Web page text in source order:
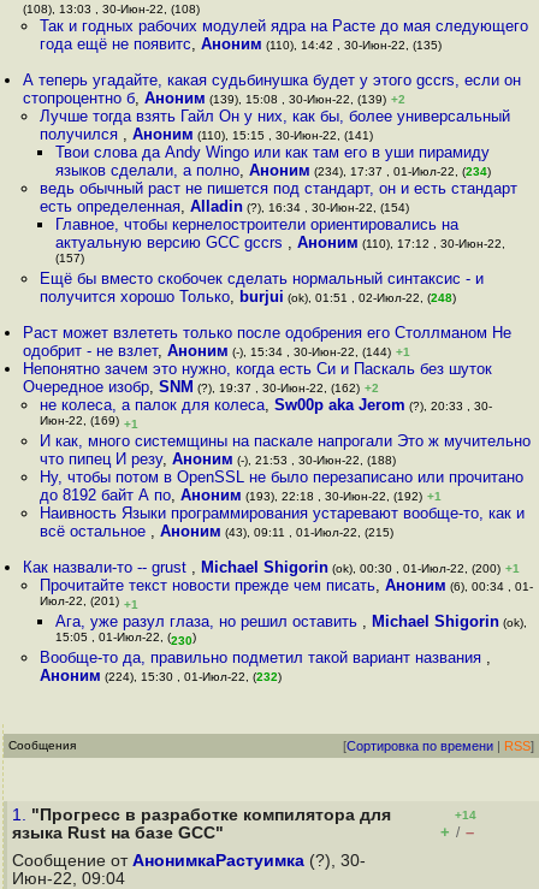
(108), 13:03 , 30-Июн-22, (108)
Так и годных рабочих модулей ядра на Расте до мая следующего
года ещё не появитс, Аноним (110), 14:42 , 30-Июн-22, (135)
А теперь угадайте, какая судьбинушка будет у этого gccrs, если он
стопроцентно б,Аноним (139), 15:08 , 30-Июн-22, (139) +2
Лучше тогда взять Гайл Он у них, как бы, более универсальный
получился , Аноним (110), 15:15 , 30-Июн-22, (141)
Твои слова да Andy Wingo или как там его в уши пирамиду
языков сделали, а полно, Аноним (234), 17:37 , 01-Июл-22, (234)
ведь обычный раст не пишется под стандарт, он и есть стандарт
есть определенная, Alladin(?), 16:34 , 30-Июн-22, (154)
Главное, чтобы кернелостроители ориентировались на
актуальную версию GCC gccrs , Аноним (110), 17:12 , 30-Июн-22,
(157)
Ещё бы вместо скобочек сделать нормальный синтаксис - и
получится хорошо Только, burjui (ok), 01:51 , 02-Июл-22, (248)
Раст может взлететь только после одобрения его Столлманом Не
одобрит - не взлет,Аноним (-), 15:34 , 30-Июн-22, (144) +1
Непонятно зачем это нужно, когда есть Си и Паскаль без шуток
Очередное изобр,SNM (?), 19:37 , 30-Июн-22, (162) +2
не колеса, а палок для колеса, Sw00p aka Jerom (?), 20:33 , 30-
Июн-22, (169) +1
И как, много системщины на паскале напрогали Это ж мучительно
что пипец И резу, Аноним (-), 21:53 , 30-Июн-22, (188)
Ну, чтобы потом в OpenSSL не было перезаписано или прочитано
до 8192 байт А по, Аноним (193), 22:18 , 30-Июн-22, (192) +1
Наивность Языки программирования устаревают вообще-то, как и
всё остальное , Аноним (43), 09:11 , 01-Июл-22, (215)
Как назвали-то -- grust , Michael Shigorin (ok), 00:30 , 01-Июл-22, (200) +1
Прочитайте текст новости прежде чем писать, Аноним (6), 00:34 , 01-
Июл-22, (201) +1
Ага, уже разул глаза, но решил оставить , Michael Shigorin(ok),
15:05 , 01-Июл-22, (230)
Вообще-то да, правильно подметил такой вариант названия ,
Аноним (224), 15:30 , 01-Июл-22, (232)
Сообщения [Сортировка по времени | RSS]
1. "Прогресс в разработке компилятора для
языка Rust на базе GCC"
+14
+ / –
Сообщение от АнонимкаРастуимка (?), 30-
Июн-22, 09:04